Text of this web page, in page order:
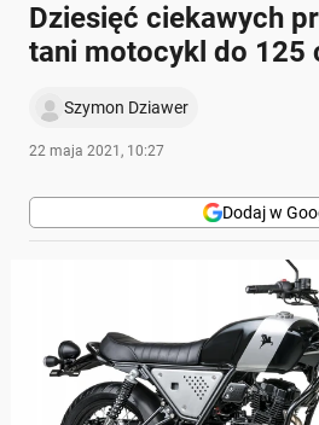
Dziesięć ciekawych
tani motocykl do 125
Szymon Dziawer
22 maja 2021, 10:27
Dodaj w